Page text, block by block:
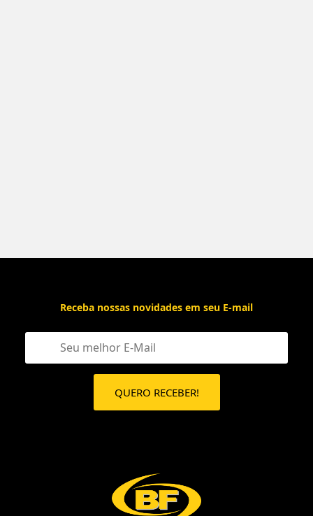
Receba nossas novidades em seu E-mail